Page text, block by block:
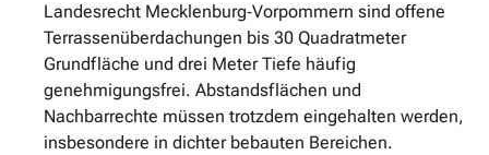
Landesrecht Mecklenburg‑Vorpommern sind offene
Terrassenüberdachungen bis 30 Quadratmeter
Grundfläche und drei Meter Tiefe häufig
genehmigungsfrei. Abstandsflächen und
Nachbarrechte müssen trotzdem eingehalten werden,
insbesondere in dichter bebauten Bereichen.